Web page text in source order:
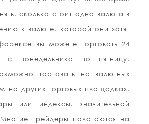
сколько стоит одна валюта в
к валюте, которой они хотят
вы можете торговать 24
с понедельника по пятницу,
торговать на валютных
на других торговых площадках,
или индексы. значительной
Многие трейдеры полагаются на